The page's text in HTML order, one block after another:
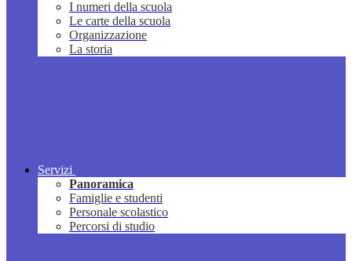
I numeri della scuola
Le carte della scuola
Organizzazione
La storia
Servizi
Panoramica
Famiglie e studenti
Personale scolastico
Percorsi di studio